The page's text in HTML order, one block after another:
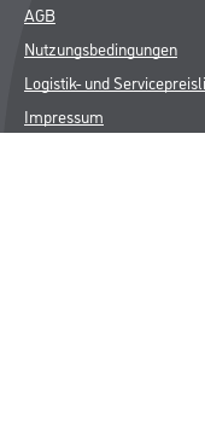
AGB
Nutzungsbedingungen
Logistik- und
Impressum